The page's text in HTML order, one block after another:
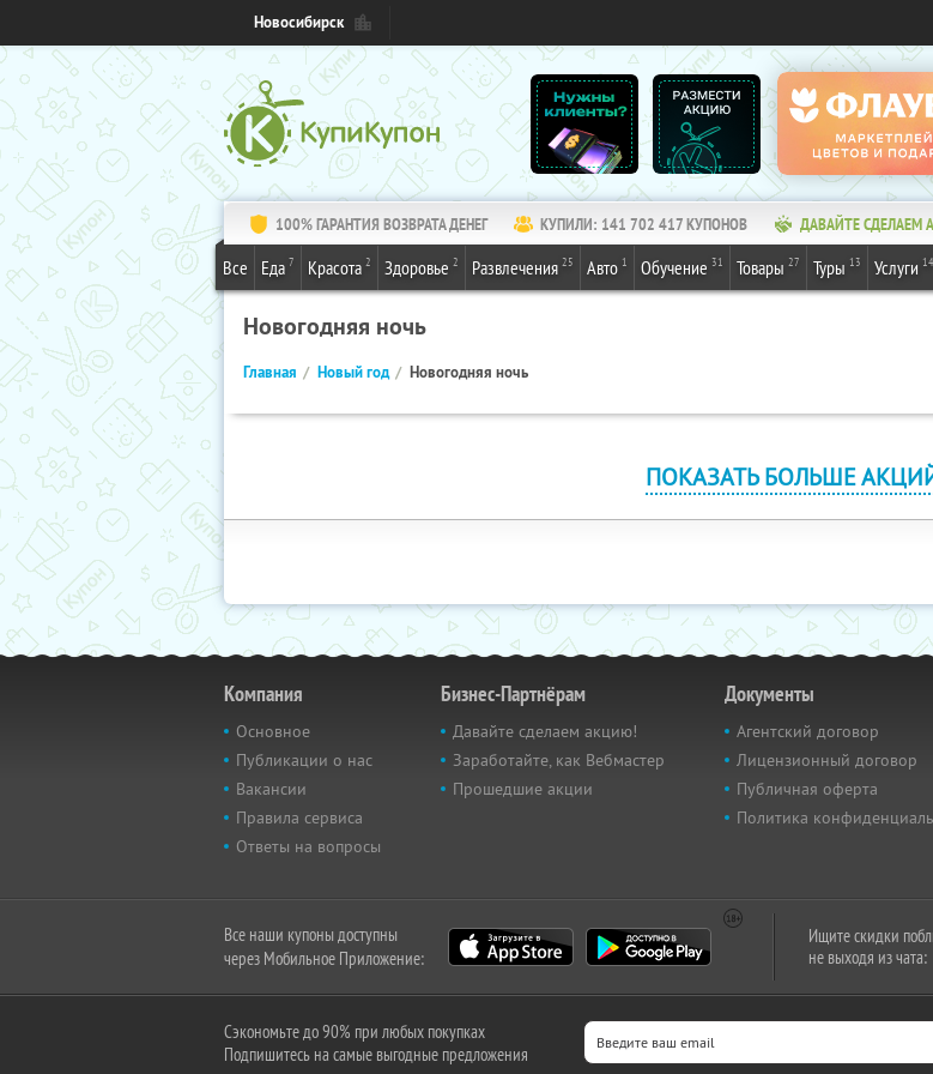
Новосибирск
100% ГАРАНТИЯ ВОЗВРАТА ДЕНЕГ КУПИЛИ: 141 702 417КУПОНОВ ДАВАЙТЕ СДЕЛАЕМ
Все Еда 7 Красота 2 Здоровье 2 Развлечения 25 Авто 1 Обучение 31 Товары 27 Туры 13 Услуги 14
Новогодняя ночь
Главная Новый год Новогодняя ночь
ПОКАЗАТЬ БОЛЬШЕ
Компания
Основное
Публикации о нас
Вакансии
Правила сервиса
Ответы на вопросы
Бизнес-Партнёрам
Давайте сделаем акцию!
Заработайте, как Вебмастер
Прошедшие акции
Документы
Агентский договор
Лицензионный договор
Публичная оферта
Политика
Все наши купоны доступны
через Мобильное Приложение:
Ищите скидки
не выходя из чата:
Сэкономьте до 90% при любых покупках
Подпишитесь на самые выгодные предложения